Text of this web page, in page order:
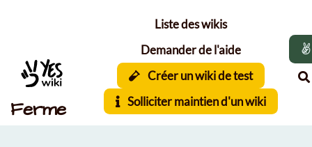
Ferme
Liste des wikis
Demander de l'aide
Créer un wiki de test
Solliciter maintien d'un wiki